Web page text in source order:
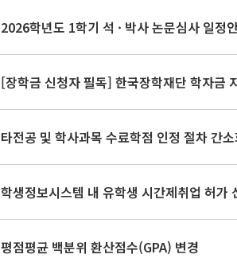
2026학년도 1학기 석 · 박사 논문심사 일
[장학금 신청자 필독] 한국장학재단 학자금
타전공 및 학사과목 수료학점 인정 절차 간
학생정보시스템 내 유학생 시간제취업 허가
평점평균 백분위 환산점수(GPA) 변경